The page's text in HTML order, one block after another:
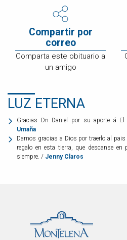
Compartir por
correo
Comparta este obituario a
un amigo
LUZ ETERNA
Gracias Dn Daniel por su aporte á El
Umaña
Damos gracias a Dios por traerlo al
regalo en esta tierra, que descanse en
siempre. / Jenny Claros